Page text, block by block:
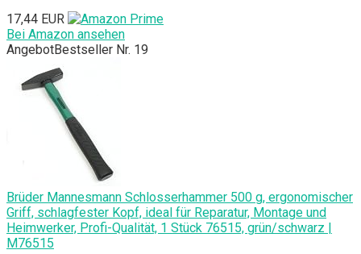
17,44 EUR
Bei Amazon ansehen
AngebotBestseller Nr. 19
Brüder Mannesmann Schlosserhammer 500 g, ergonomischer
Griff, schlagfester Kopf, ideal für Reparatur, Montage und
Heimwerker, Profi-Qualität, 1 Stück 76515, grün/schwarz |
M76515